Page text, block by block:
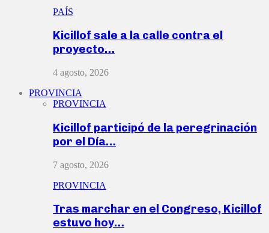
PAÍS
Kicillof sale a la calle contra el
proyecto…
4 agosto, 2026
PROVINCIA
PROVINCIA
Kicillof participó de la peregrinación
por el Día…
7 agosto, 2026
PROVINCIA
Tras marchar en el Congreso, Kicillof
estuvo hoy…